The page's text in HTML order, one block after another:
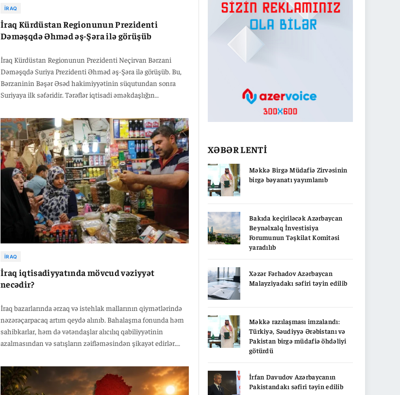
İRAQ
İraq Kürdüstan Regionunun Prezidenti
Dəməşqdə Əhməd əş-Şəra ilə görüşüb
İraq Kürdüstan Regionunun Prezidenti Neçirvan Bərzani
Dəməşqdə Suriya Prezidenti Əhməd əş-Şəra ilə görüşüb. Bu,
Bərzaninin Bəşər Əsəd hakimiyyətinin süqutundan sonra
Suriyaya ilk səfəridir. Tərəflər iqtisadi əməkdaşlığın
məsələlərini müzakirə ediblər. Görüşdə Suriyanın xarici işlər
naziri Əsəd əş-Şeybani də iştirak edib. Liderlər regiondakı son
vəziyyət və qarşılıqlı maraq doğuran digər məsələlər ətrafında
fikir mübadiləsi aparıblar. Bərzani və əş-Şəra bundan əvvəl iki
dəfə Antalya Diplomatiya Forumunda görüşmüşdülər.
İRAQ
İraq iqtisadiyyatında mövcud vəziyyət
necədir?
İraq bazarlarında ərzaq və istehlak mallarının qiymətlərində
nəzərəçarpacaq artım qeydə alınıb. Bahalaşma fonunda həm
sahibkarlar, həm də vətəndaşlar alıcılıq qabiliyyətinin
azalmasından və satışların zəifləməsindən şikayət edirlər.
nəqliyyat xərclərinin yüksəlməsi, idxal olunan bəzi
məhsullara tətbiq edilən əlavə rüsumlar və qlobal tədarük
zəncirində yaranan problemlərdir.
XƏBƏR LENTİ
Məkkə Birgə Müdafiə Zirvəsinin
birgə bəyanatı yayımlanıb
Bakıda keçiriləcək Azərbaycan
Beynəlxalq İnvestisiya
Forumunun Təşkilat Komitəsi
yaradılıb
Xəzər Fərhadov Azərbaycan
Malayziyadakı səfiri təyin edilib
Məkkə razılaşması imzalandı:
Türkiyə, Səudiyyə Ərəbistanı və
Pakistan birgə müdafiə öhdəliyi
götürdü
İrfan Davudov Azərbaycanın
Pakistandakı səfiri təyin edilib